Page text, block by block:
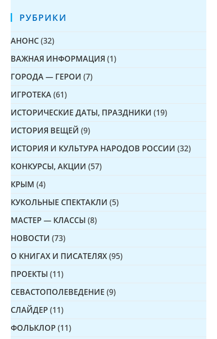
РУБРИКИ
АНОНС (32)
ВАЖНАЯ ИНФОРМАЦИЯ (1)
ГОРОДА — ГЕРОИ (7)
ИГРОТЕКА (61)
ИСТОРИЧЕСКИЕ ДАТЫ, ПРАЗДНИКИ (19)
ИСТОРИЯ ВЕЩЕЙ (9)
ИСТОРИЯ И КУЛЬТУРА НАРОДОВ РОССИИ (32)
КОНКУРСЫ, АКЦИИ (57)
КРЫМ (4)
КУКОЛЬНЫЕ СПЕКТАКЛИ (5)
МАСТЕР — КЛАССЫ (8)
НОВОСТИ (73)
О КНИГАХ И ПИСАТЕЛЯХ (95)
ПРОЕКТЫ (11)
СЕВАСТОПОЛЕВЕДЕНИЕ (9)
СЛАЙДЕР (11)
ФОЛЬКЛОР (11)